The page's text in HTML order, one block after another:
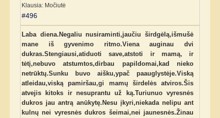
Klausia: Močiutė
#496
Laba diena.Negaliu nusiraminti,jaučiu širdgėlą,išmušė
mane iš gyvenimo ritmo.Viena auginau dvi
dukras.Stengiausi,atiduoti save,atstoti ir mamą, ir
tėtį,nebuvo atstumtos,dirbau papildomai,kad nieko
netrūktų.Sunku buvo aišku,ypač paauglystėje.Viską
atleidau,viską pamiršau,gi mamų širdelės atviros.Šis
atvejis kitoks ir nesuprantu už ką.Turiunuo vyresnės
dukros jau antrą anūkytę.Nesu įkyri,niekada nelipu ant
kulnų nei vyresnės dukros šeimai,nei jaunesnės.Žinau